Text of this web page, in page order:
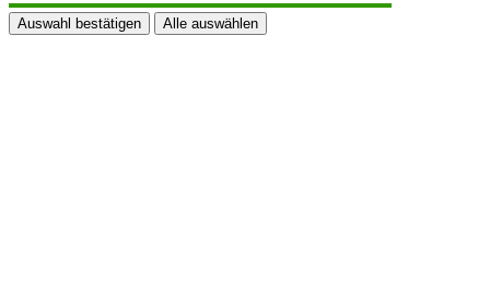
Auswahl bestätigen Alle auswählen